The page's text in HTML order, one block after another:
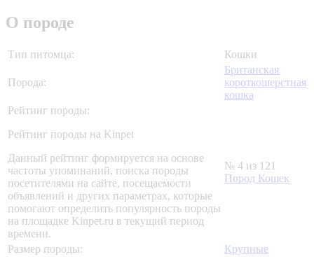
О породе
Тип питомца: Кошки
Порода:
Британская
короткошерстная
кошка
Рейтинг породы:
Рейтинг породы на Kinpet
Данный рейтинг формируется на основе
частоты упоминаний, поиска породы
посетителями на сайте, посещаемости
объявлений и других параметрах, которые
помогают определить популярность породы
на площадке Kinpet.ru в текущий период
времени.
№ 4 из 121
Пород Кошек
Размер породы:
Крупные